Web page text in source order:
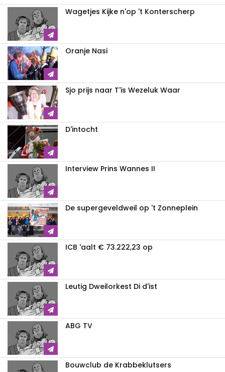
Wagetjes Kijke n'op 't Konterscherp
Oranje Nasi
Sjo prijs naar T'is Wezeluk Waar
D'intocht
Interview Prins Wannes II
De supergeveldweil op 't Zonneplein
ICB 'aalt € 73.222,23 op
Leutig Dweilorkest Di d'ist
ABG TV
Bouwclub de Krabbeklutsers